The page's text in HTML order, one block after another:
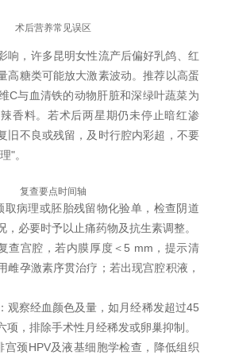
术后营养常见误区
响，许多昆明女性流产后偏好乳鸽、红
高糖类可能放大激素波动。推荐以高蛋
C与血清铁的动物肝脏和深绿叶蔬菜为
香料。若术后两星期仍未停止暗红渗
旧不良或残留，及时行腔内彩超，不要
"。
复查要点时间轴
取病理或胚胎残留物化验单，检查阴道
，必要时予以止痛药物及抗生素调整。
查宫腔，若内膜厚度＜5 mm，提示清
雌孕激素序贯治疗；若出现宫腔积液，
观察经血颜色及量，如月经稀发超过45
项，排除手术性月经稀发或卵巢抑制。
宫颈HPV及液基细胞学检查，降低组织